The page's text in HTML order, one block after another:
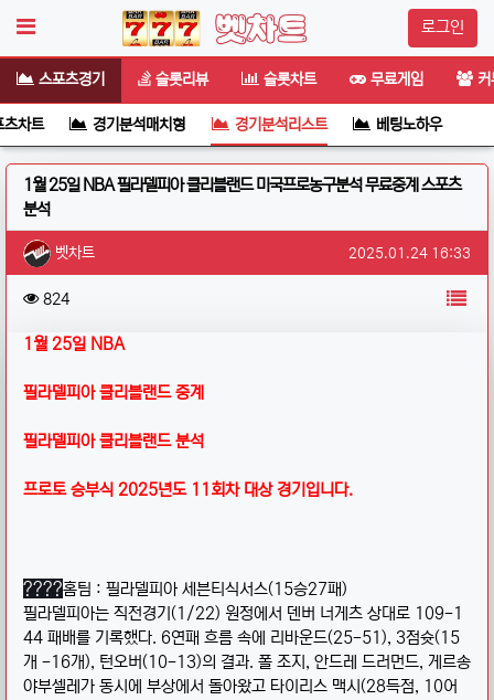
로그인
스포츠경기 슬롯리뷰 슬롯차트 무료게임
차트 경기분석매치형 경기분석리스트 베팅노하우
1월 25일 NBA 필라델피아 클리블랜드 미국프로농구분석 무료중계 스포츠
분석
작성자 정보
벳차트 작성일
2025.01.24 16:33
컨텐츠 정보
824조회 목록
본문1월 25일 NBA
필라델피아 클리블랜드 중계
필라델피아 클리블랜드 분석
프로토 승부식 2025년도 11회차 대상 경기입니다.
????홈팀 : 필라델피아 세븐티식서스(15승27패)
필라델피아는 직전경기(1/22) 원정에서 덴버 너게츠 상대로 109-1
44 패배를 기록했다. 6연패 흐름 속에 리바운드(25-51), 3점슛(15
개 -16개), 턴오버(10-13)의 결과. 폴 조지, 안드레 드러먼드, 게르송
야부셀레가 동시에 부상에서 돌아왔고 타이리스 맥시(28득점, 10어